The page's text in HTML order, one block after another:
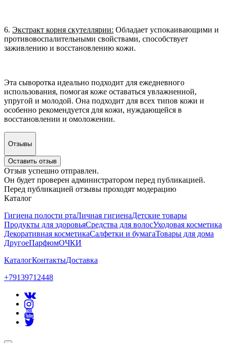
6. Экстракт корня скутеллярии: Обладает успокаивающими и
противовоспалительными свойствами, способствует
заживлению и восстановлению кожи.
Эта сыворотка идеально подходит для ежедневного
использования, помогая коже оставаться увлажненной,
упругой и молодой. Она подходит для всех типов кожи и
особенно рекомендуется для кожи, нуждающейся в
восстановлении и омоложении.
Отзывы
Оставить отзыв
Отзыв успешно отправлен.
Он будет проверен администратором перед публикацией.
Перед публикацией отзывы проходят модерацию
Каталог
Гигиена полости ртаЛичная гигиенаДетские товары
Продукты для здоровьяСредства для волосУходовая косметика
Декоративная косметикаСалфетки и бумагаТовары для дома
ДругоеПарфюмОЧКИ
КаталогКонтактыДоставка
+79139712448